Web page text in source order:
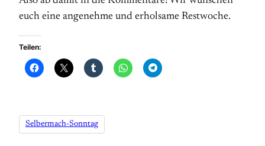
euch eine angenehme und erholsame Restwoche.
Teilen:
Selbermach-Sonntag